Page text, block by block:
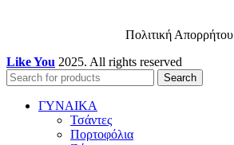
Πολιτική Απορρήτου
Like You 2025. All rights reserved
Search
ΓΥΝΑΙΚΑ
Τσάντες
Πορτοφόλια